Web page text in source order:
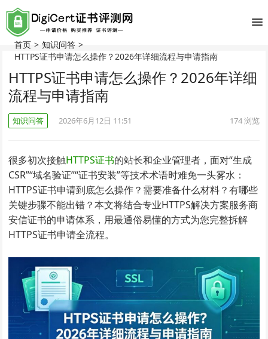
首页 > 知识问答 >
HTTPS证书申请怎么操作？2026年详细流程与申请指南
HTTPS证书申请怎么操作？2026年详细
流程与申请指南
知识问答 2026年6月12日 11:51 174浏览
很多初次接触HTTPS证书的站长和企业管理者，面对“生成
CSR”“域名验证”“证书安装”等技术术语时难免一头雾水：
HTTPS证书申请到底怎么操作？需要准备什么材料？有哪些
关键步骤不能出错？本文将结合专业HTTPS解决方案服务商
安信证书的申请体系，用最通俗易懂的方式为您完整拆解
HTTPS证书申请全流程。